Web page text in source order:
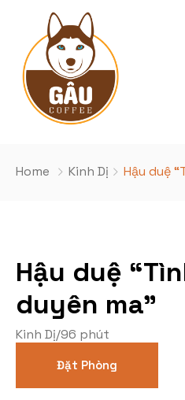
cơ sở Phan Văn Trường
Cơ sở Nghĩa Đô
Kho phim
Phim Đang Hot
Phim sắp chiếu
Khuyến Mãi
Tin Tức
Home Kinh Dị Hậu duệ
Hậu duệ
duyên ma”
Kinh Dị/96 phút
Đặt Phòng